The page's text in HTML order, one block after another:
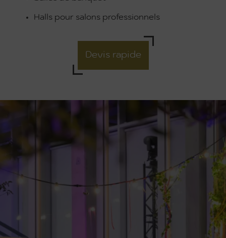
Halls pour salons professionnels
Devis rapide